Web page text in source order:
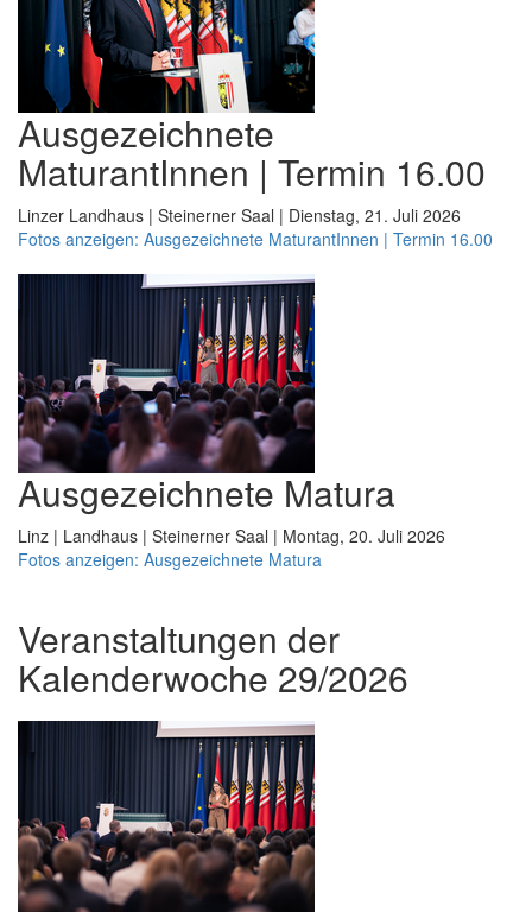
Ausgezeichnete
MaturantInnen | Termin 16.00
Linzer Landhaus | Steinerner Saal | Dienstag, 21. Juli 2026
Fotos anzeigen: Ausgezeichnete MaturantInnen | Termin 16.00
Ausgezeichnete Matura
Linz | Landhaus | Steinerner Saal | Montag, 20. Juli 2026
Fotos anzeigen: Ausgezeichnete Matura
Veranstaltungen der
Kalenderwoche 29/2026